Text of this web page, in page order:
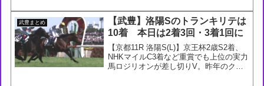
馬 (@gendai_keiba) June 15, 20...
武豊まとめ
【武豊】洛陽Sのトランキリテは
10着 本日は2着3回・3着1回に
【京都11R 洛陽S(L)】京王杯2歳S2着、
NHKマイルC3着など重賞でも上位の実力
馬ロジリオンが差し切りV。昨年のクロ